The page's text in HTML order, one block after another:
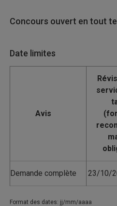
Concours ouvert en tout
Date limites
Avis
Demande complète 23/10/
Format des dates: jj/mm/aaaa